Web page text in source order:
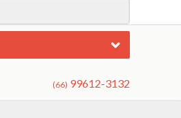
(66) 99612-3132